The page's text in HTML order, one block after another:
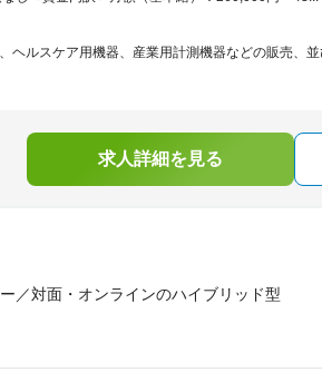
ルスケア用機器、産業用計測機器などの販売、並
求人詳細を見る
／対面・オンラインのハイブリッド型